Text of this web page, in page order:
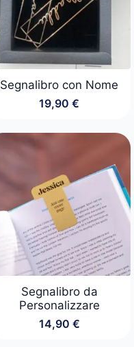
Segnalibro con Nome
19,90 €
Segnalibro da
Personalizzare
14,90 €